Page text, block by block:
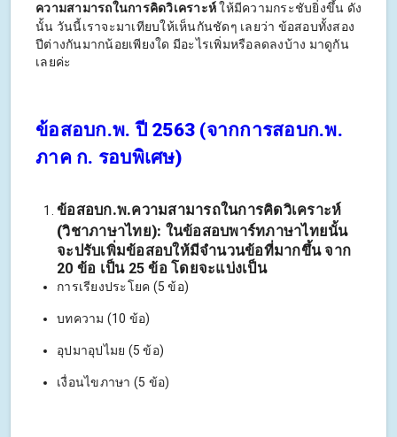
ความสามารถในการคิดวิเคราะห์ให้มีความกระชับยิ่งขึ้น ดัง
นั้น วันนี้เราจะมาเทียบให้เห็นกันชัดๆ เลยว่า ข้อสอบทั้งสอง
ปีต่างกันมากน้อยเพียงใด มีอะไรเพิ่มหรือลดลงบ้าง มาดูกัน
เลยค่ะ
ข้อสอบก.พ. ปี 2563 (จากการสอบก.พ.
ภาค ก. รอบพิเศษ)
ข้อสอบก.พ.ความสามารถในการคิดวิเคราะห์
(วิชาภาษาไทย): ในข้อสอบพาร์ทภาษาไทยนั้น
จะปรับเพิ่มข้อสอบให้มีจำนวนข้อที่มากขึ้น จาก
20 ข้อ เป็น 25 ข้อ โดยจะแบ่งเป็น
การเรียงประโยค (5 ข้อ)
บทความ (10 ข้อ)
อุปมาอุปไมย (5 ข้อ)
เงื่อนไขภาษา (5 ข้อ)